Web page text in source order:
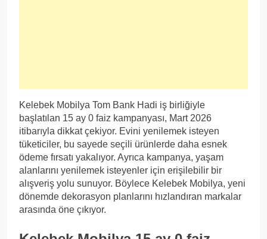
Kelebek Mobilya Tom Bank Hadi iş birliğiyle
başlatılan 15 ay 0 faiz kampanyası, Mart 2026
itibarıyla dikkat çekiyor. Evini yenilemek isteyen
tüketiciler, bu sayede seçili ürünlerde daha esnek
ödeme fırsatı yakalıyor. Ayrıca kampanya, yaşam
alanlarını yenilemek isteyenler için erişilebilir bir
alışveriş yolu sunuyor. Böylece Kelebek Mobilya, yeni
dönemde dekorasyon planlarını hızlandıran markalar
arasında öne çıkıyor.